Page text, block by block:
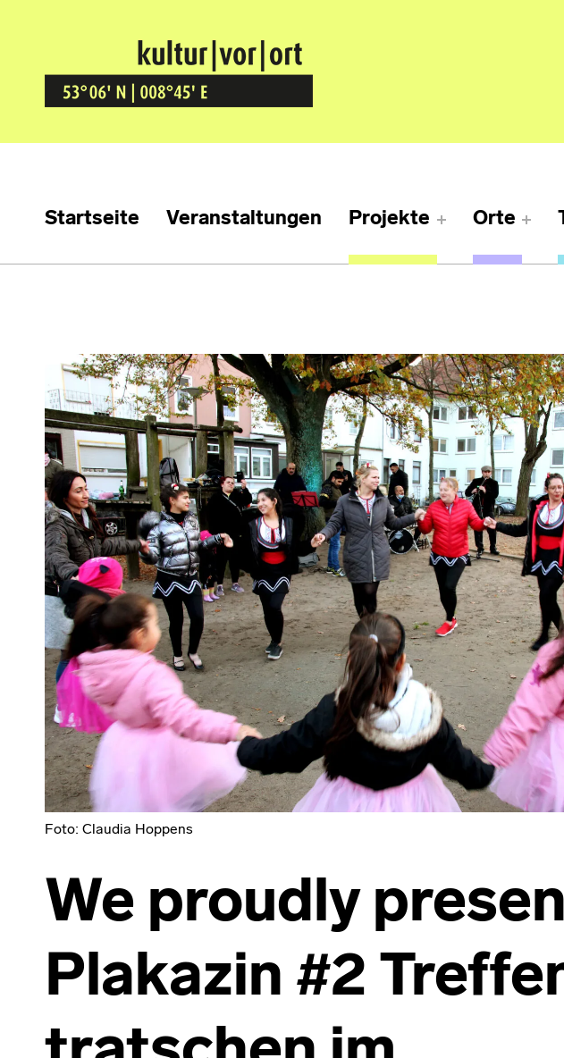
Kultur Vor Ort
BREMEN GRÖPELINGEN
Startseite Veranstaltungen Projekte Orte
Foto: Claudia Hoppens
We proudly
Plakazin #2